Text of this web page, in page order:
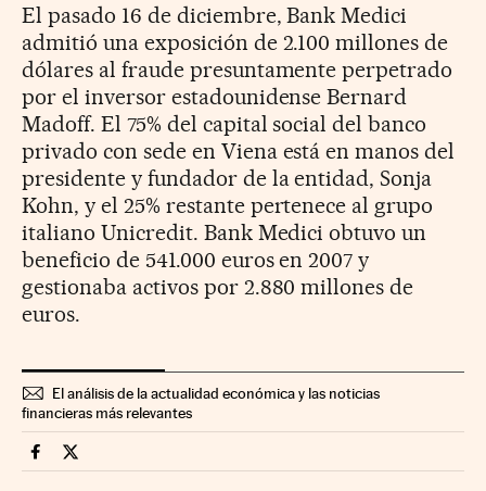
El pasado 16 de diciembre, Bank Medici
admitió una exposición de 2.100 millones de
dólares al fraude presuntamente perpetrado
por el inversor estadounidense Bernard
Madoff. El 75% del capital social del banco
privado con sede en Viena está en manos del
presidente y fundador de la entidad, Sonja
Kohn, y el 25% restante pertenece al grupo
italiano Unicredit. Bank Medici obtuvo un
beneficio de 541.000 euros en 2007 y
gestionaba activos por 2.880 millones de
euros.
El análisis de la actualidad económica y las noticias
financieras más relevantes
Companias Cinco Días en Facebook
Companias Cinco Días en Twitter